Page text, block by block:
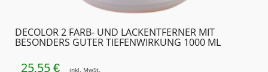
DECOLOR 2 FARB- UND LACKENTFERNER MIT
BESONDERS GUTER TIEFENWIRKUNG 1000 ML
25,55 € inkl. MwSt.